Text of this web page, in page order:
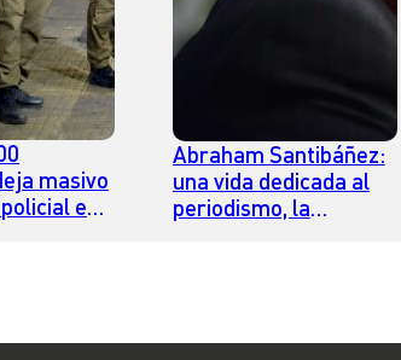
masivo
en
Abraham Santibáñez:
una vida dedicada al
periodismo, la